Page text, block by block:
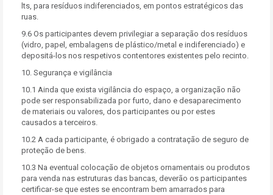
lts, para resíduos indiferenciados, em pontos estratégicos das
ruas.
9.6 Os participantes devem privilegiar a separação dos resíduos
(vidro, papel, embalagens de plástico/metal e indiferenciado) e
depositá-los nos respetivos contentores existentes pelo recinto.
10. Segurança e vigilância
10.1 Ainda que exista vigilância do espaço, a organização não
pode ser responsabilizada por furto, dano e desaparecimento
de materiais ou valores, dos participantes ou por estes
causados a terceiros.
10.2 A cada participante, é obrigado a contratação de seguro de
proteção de bens.
10.3 Na eventual colocação de objetos ornamentais ou produtos
para venda nas estruturas das bancas, deverão os participantes
certificar-se que estes se encontram bem amarrados para